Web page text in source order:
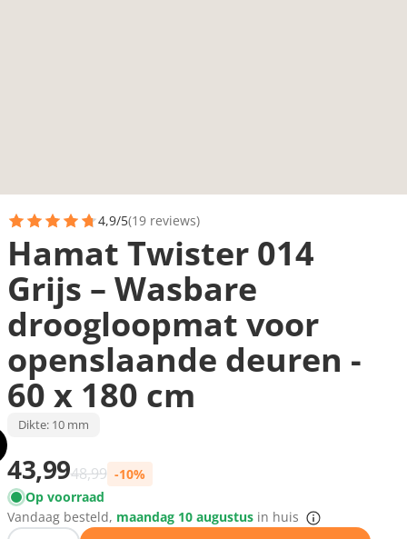
4,9/5(19 reviews)
Hamat Twister 014
Grijs – Wasbare
droogloopmat voor
openslaande deuren -
60 x 180 cm
Dikte: 10 mm
Prijs met korting
43,99 -10%
Normale prijs
48,99
Op voorraad
Vandaag besteld, maandag 10 augustus in huis